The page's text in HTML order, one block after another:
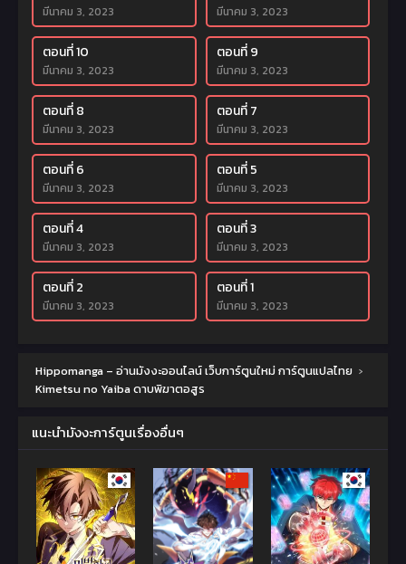
มีนาคม 3, 2023 มีนาคม 3, 2023
ตอนที่ 10
มีนาคม 3, 2023
ตอนที่ 9
มีนาคม 3, 2023
ตอนที่ 8
มีนาคม 3, 2023
ตอนที่ 7
มีนาคม 3, 2023
ตอนที่ 6
มีนาคม 3, 2023
ตอนที่ 5
มีนาคม 3, 2023
ตอนที่ 4
มีนาคม 3, 2023
ตอนที่ 3
มีนาคม 3, 2023
ตอนที่ 2
มีนาคม 3, 2023
ตอนที่ 1
มีนาคม 3, 2023
Hippomanga – อ่านมังงะออนไลน์ เว็บการ์ตูนใหม่ การ์ตูนแปลไทย ›
Kimetsu no Yaiba ดาบพิฆาตอสูร
แนะนำมังงะการ์ตูนเรื่องอื่นๆ